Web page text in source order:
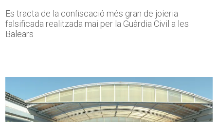
Es tracta de la confiscació més gran de joieria
falsificada realitzada mai per la Guàrdia Civil a les
Balears